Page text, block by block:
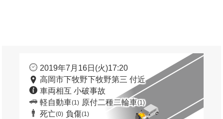
2019年7月16日(火)17:20
高岡市下牧野下牧野第三 付近
車両相互 小破事故
軽自動車(1) 原付二種二輪車(1)
死亡(0) 負傷(1)